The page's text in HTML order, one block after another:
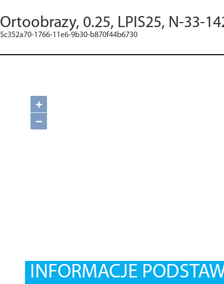
Ortoobrazy, 0.25, LPIS25, N-33-
5c352a70-1766-11e6-9b30-b870f44b6730
+
−
INFORMACJE